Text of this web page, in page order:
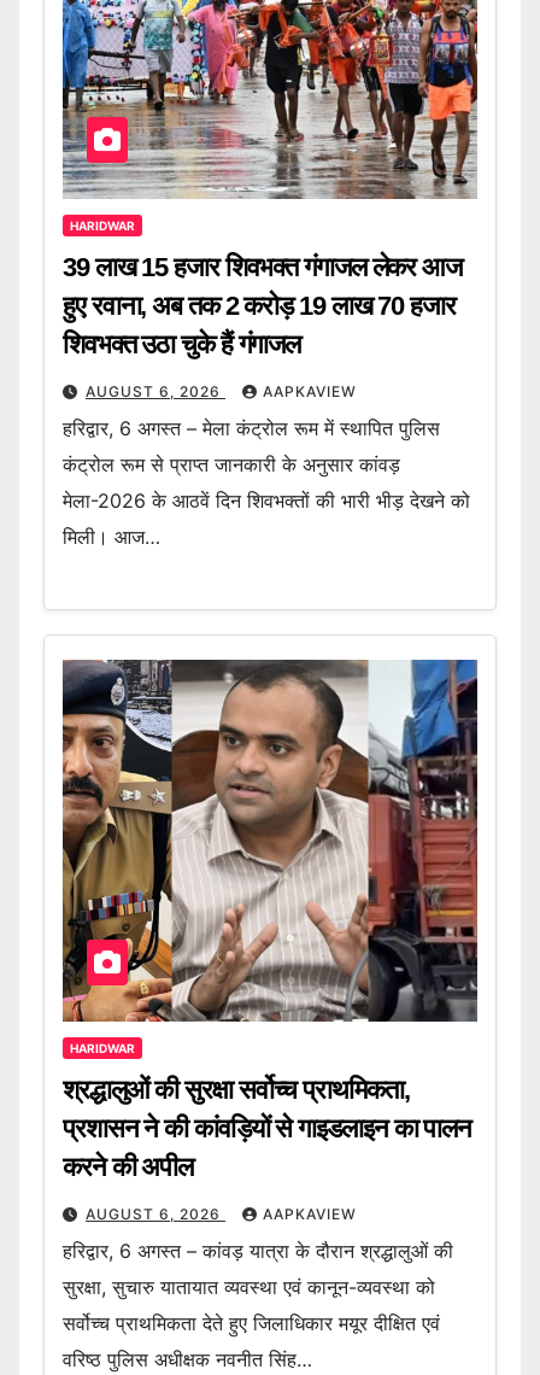
HARIDWAR
39 लाख 15 हजार शिवभक्त गंगाजल लेकर आज
हुए रवाना, अब तक 2 करोड़ 19 लाख 70 हजार
शिवभक्त उठा चुके हैं गंगाजल
AUGUST 6, 2026 AAPKAVIEW
हरिद्वार, 6 अगस्त – मेला कंट्रोल रूम में स्थापित पुलिस
कंट्रोल रूम से प्राप्त जानकारी के अनुसार कांवड़
मेला-2026 के आठवें दिन शिवभक्तों की भारी भीड़ देखने को
मिली। आज…
HARIDWAR
श्रद्धालुओं की सुरक्षा सर्वोच्च प्राथमिकता,
प्रशासन ने की कांवड़ियों से गाइडलाइन का पालन
करने की अपील
AUGUST 6, 2026 AAPKAVIEW
हरिद्वार, 6 अगस्त – कांवड़ यात्रा के दौरान श्रद्धालुओं की
सुरक्षा, सुचारु यातायात व्यवस्था एवं कानून-व्यवस्था को
सर्वोच्च प्राथमिकता देते हुए जिलाधिकार मयूर दीक्षित एवं
वरिष्ठ पुलिस अधीक्षक नवनीत सिंह…